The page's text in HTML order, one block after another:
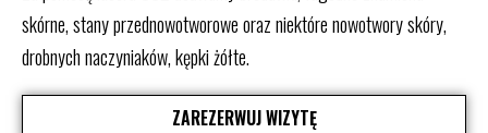
skórne, stany przednowotworowe oraz niektóre nowotwory skóry,
drobnych naczyniaków, kępki żółte.
ZAREZERWUJ WIZYTĘ